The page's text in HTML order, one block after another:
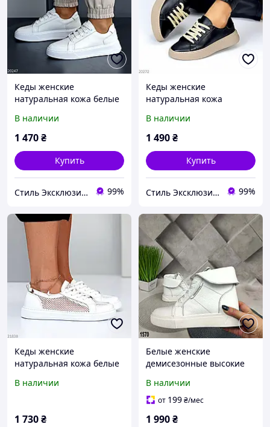
Кеды женские
натуральная кожа белые
В наличии
1 470₴
Купить
Стиль Эксклюзив & 3B 99%
Кеды женские
натуральная кожа
В наличии
1 490₴
Купить
Стиль Эксклюзив & 3B 99%
Кеды женские
натуральная кожа белые
В наличии
1 730₴
Белые женские
демисезонные высокие
36,39
В наличии
от 199₴/мес
1 990₴